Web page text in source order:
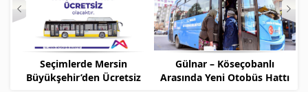
Seçimlerde Mersin
Büyükşehir’den Ücretsiz
Gülnar – Köseçobanlı
Arasında Yeni Otobüs Hattı